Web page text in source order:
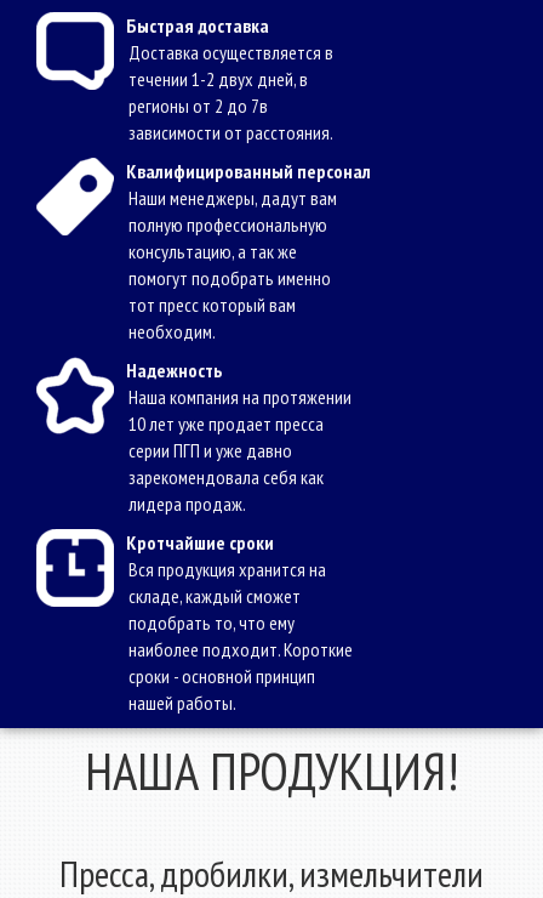
Быстрая доставка
Доставка осуществляется в
течении 1-2 двух дней, в
регионы от 2 до 7в
зависимости от расстояния.
Квалифицированный персонал
Наши менеджеры, дадут вам
полную профессиональную
консультацию, а так же
помогут подобрать именно
тот пресс который вам
необходим.
Надежность
Наша компания на протяжении
10 лет уже продает пресса
серии ПГП и уже давно
зарекомендовала себя как
лидера продаж.
Кротчайшие сроки
Вся продукция хранится на
складе, каждый сможет
подобрать то, что ему
наиболее подходит. Короткие
сроки - основной принцип
нашей работы.
НАША ПРОДУКЦИЯ!
Пресса, дробилки, измельчители